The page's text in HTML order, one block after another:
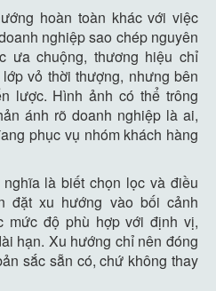
hoàn toàn khác với việc
nghiệp sao chép nguyên
ưa chuộng, thương hiệu chỉ
vỏ thời thượng, nhưng bên
lược. Hình ảnh có thể trông
ánh rõ doanh nghiệp là ai,
phục vụ nhóm khách hàng
là biết chọn lọc và điều
đặt xu hướng vào bối cảnh
mức độ phù hợp với định vị,
hạn. Xu hướng chỉ nên đóng
sắc sẵn có, chứ không thay